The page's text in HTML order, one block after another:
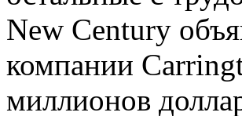
New Century
компании
миллионов